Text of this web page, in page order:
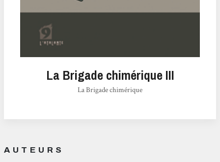
La Brigade chimérique III
La Brigade chimérique
AUTEURS